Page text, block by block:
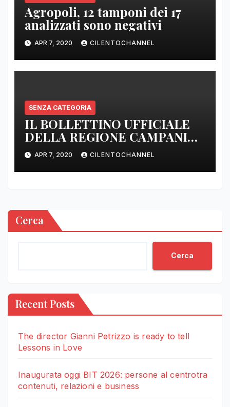
Agropoli, 12 tamponi dei 17
analizzati sono negativi
APR 7, 2020 CILENTOCHANNEL
SENZA CATEGORIA
IL BOLLETTINO UFFICIALE
DELLA REGIONE CAMPANIA
DELLE ORE 22.00
APR 7, 2020 CILENTOCHANNEL
Cerca
Cerca
Recent Posts
The director Gianni Petrizzo is ready to tell
Lessons in Love
Inaugurata oggi BIT 2026: persone al centrotra
contenuti, relazioni e business